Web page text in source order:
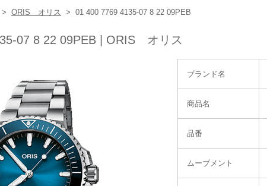
> ORIS オリス > 01 400 7769 4135-07 8 22 09PEB
07 8 22 09PEB | ORIS オリス
ブランド名
商品名
品番
ムーブメント